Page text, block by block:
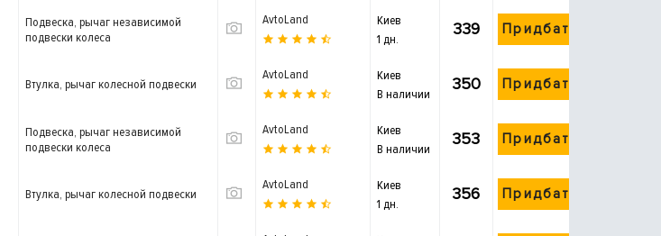
Подвеска, рычаг независимой
подвески колеса
AvtoLand
Киев
1 дн.
339 Придбати
Втулка, рычаг колесной подвески
AvtoLand
Киев
В наличии
350 Придбати
Подвеска, рычаг независимой
подвески колеса
AvtoLand
Киев
В наличии
353 Придбати
Втулка, рычаг колесной подвески
AvtoLand
Киев
1 дн.
356 Придбати